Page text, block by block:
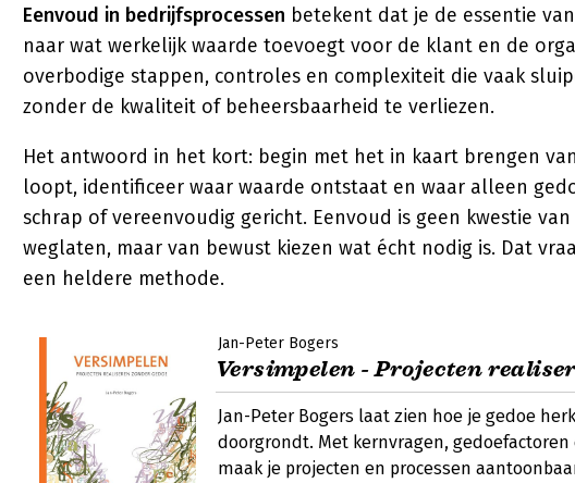
Eenvoud in bedrijfsprocessen betekent dat je de essentie
naar wat werkelijk waarde toevoegt voor de klant en de
overbodige stappen, controles en complexiteit die vaak
zonder de kwaliteit of beheersbaarheid te verliezen.
Het antwoord in het kort: begin met het in kaart brengen
loopt, identificeer waar waarde ontstaat en waar alleen
schrap of vereenvoudig gericht. Eenvoud is geen kwestie
weglaten, maar van bewust kiezen wat écht nodig is. Dat
een heldere methode.
Jan-Peter Bogers
Versimpelen - Projecten
Jan-Peter Bogers laat zien hoe je gedoe
doorgrondt. Met kernvragen, gedoefactoren
maak je projecten en processen